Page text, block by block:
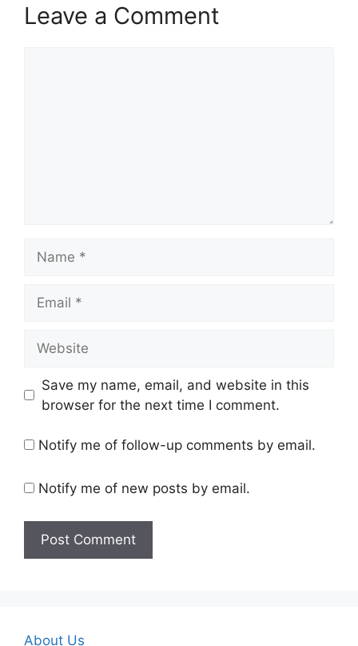
Leave a Comment
Save my name, email, and website in this
browser for the next time I comment.
Notify me of follow-up comments by email.
Notify me of new posts by email.
About Us